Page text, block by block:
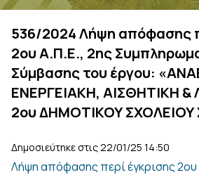
536/2024 Λήψη απόφασης
2ου Α.Π.Ε., 2ης
Σύμβασης του έργου:
ΕΝΕΡΓΕΙΑΚΗ, ΑΙΣΘΗΤΙΚΗ &
2ου ΔΗΜΟΤΙΚΟΥ
Δημοσιεύτηκε στις 22/01/25 14:50
Λήψη απόφασης περί έγκρισης 2ου